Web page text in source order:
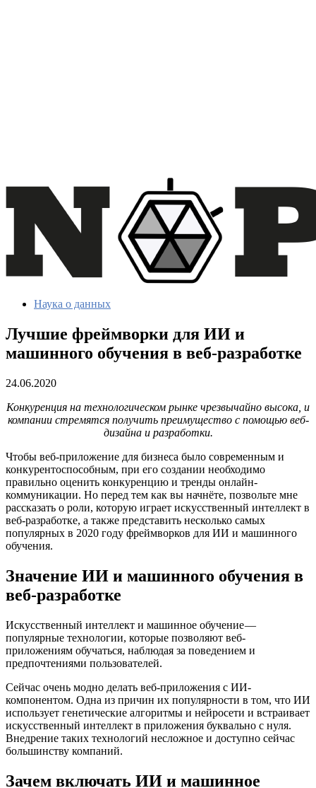
Наука о данных
Лучшие фреймворки для ИИ и
машинного обучения в веб-разработке
24.06.2020
Конкуренция на технологическом рынке чрезвычайно высока, и
компании стремятся получить преимущество с помощью веб-
дизайна и разработки.
Чтобы веб-приложение для бизнеса было современным и
конкурентоспособным, при его создании необходимо
правильно оценить конкуренцию и тренды онлайн-
коммуникации. Но перед тем как вы начнёте, позвольте мне
рассказать о роли, которую играет искусственный интеллект в
веб-разработке, а также представить несколько самых
популярных в 2020 году фреймворков для ИИ и машинного
обучения.
Значение ИИ и машинного обучения в
веб-разработке
Искусственный интеллект и машинное обучение —
популярные технологии, которые позволяют веб-
приложениям обучаться, наблюдая за поведением и
предпочтениями пользователей.
Сейчас очень модно делать веб-приложения с ИИ-
компонентом. Одна из причин их популярности в том, что ИИ
использует генетические алгоритмы и нейросети и встраивает
искусственный интеллект в приложения буквально с нуля.
Внедрение таких технологий несложное и доступно сейчас
большинству компаний.
Зачем включать ИИ и машинное